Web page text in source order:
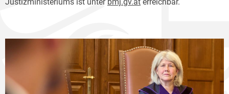
Justizministeriums ist unter bmj.gv.at erreichbar.